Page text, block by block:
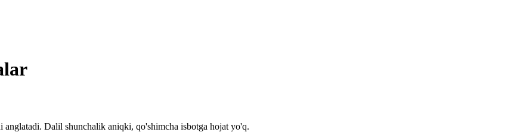
Dalil shunchalik aniqki, qo'shimcha isbotga hojat yo'q.